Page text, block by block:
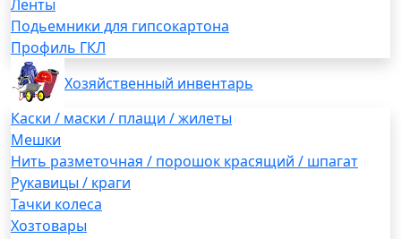
Ленты
Подьемники для гипсокартона
Профиль ГКЛ
Хозяйственный инвентарь
Каски / маски / плащи / жилеты
Мешки
Нить разметочная / порошок красящий / шпагат
Рукавицы / краги
Тачки колеса
Хозтовары